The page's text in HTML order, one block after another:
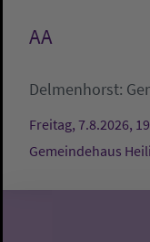
AA
Delmenhorst:
Freitag, 7.8.2026,
Gemeindehaus